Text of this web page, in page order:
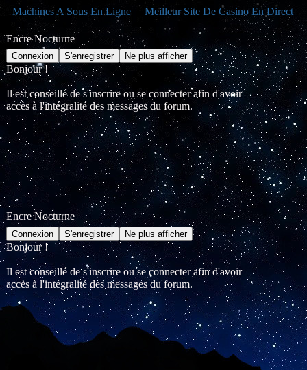
Machines A Sous En Ligne Meilleur Site De Casino En Direct
Encre Nocturne
Bonjour !
Il est conseillé de s'inscrire ou se connecter afin d'avoir
accès à l'intégralité des messages du forum.
Encre Nocturne
Bonjour !
Il est conseillé de s'inscrire ou se connecter afin d'avoir
accès à l'intégralité des messages du forum.